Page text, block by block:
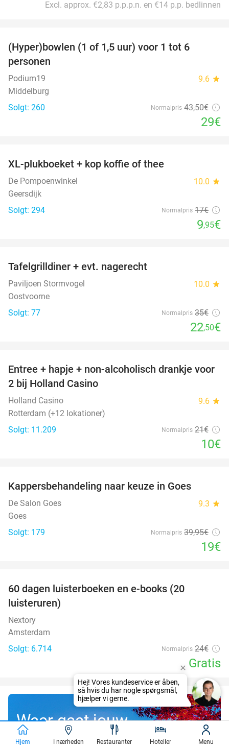
Excl. approx. €2,83 p.p.p.n. en €14 p.p. bedlinnen
(Hyper)bowlen (1 of 1,5 uur) voor 1 tot 6
personen
Podium19 9.6 star
Middelburg
Solgt: 260
Normalpris 43,50€
29€
XL-plukboeket + kop koffie of thee
De Pompoenwinkel 10.0 star
Geersdijk
Solgt: 294
Normalpris 17€
9,95€
Tafelgrilldiner + evt. nagerecht
Paviljoen Stormvogel 10.0 star
Oostvoorne
Solgt: 77
Normalpris 35€
22,50€
52%
Entree + hapje + non-alcoholisch drankje voor
2 bij Holland Casino
Holland Casino 9.6 star
Rotterdam (+12 lokationer)
Solgt: 11.209
Normalpris 21€
10€
Kappersbehandeling naar keuze in Goes
De Salon Goes 9.3 star
Goes
Solgt: 179
Normalpris 39,95€
19€
60 dagen luisterboeken en e-books (20
luisteruren)
Nextory
Amsterdam
Solgt: 6.714
Normalpris 24€
Gratis
Waar gaat jouw
gratis droomreis
Hjem I nærheden Restauranter Hoteller Menu